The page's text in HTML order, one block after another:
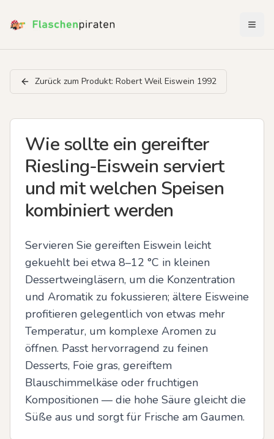
Zurück zum Produkt: Robert Weil Eiswein 1992
Wie sollte ein gereifter
Riesling-Eiswein serviert
und mit welchen Speisen
kombiniert werden
Servieren Sie gereiften Eiswein leicht
gekuehlt bei etwa 8–12 °C in kleinen
Dessertweingläsern, um die Konzentration
und Aromatik zu fokussieren; ältere Eisweine
profitieren gelegentlich von etwas mehr
Temperatur, um komplexe Aromen zu
öffnen. Passt hervorragend zu feinen
Desserts, Foie gras, gereiftem
Blauschimmelkäse oder fruchtigen
Kompositionen — die hohe Säure gleicht die
Süße aus und sorgt für Frische am Gaumen.